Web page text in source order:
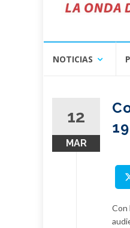
NOTICIAS
12
MAR
19
Con